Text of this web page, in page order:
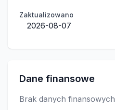
Zaktualizowano
2026-08-07
Dane finansowe
Brak danych finansowych